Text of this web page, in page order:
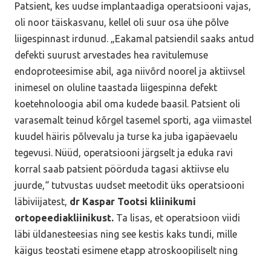
Patsient, kes uudse implantaadiga operatsiooni vajas,
oli noor täiskasvanu, kellel oli suur osa ühe põlve
liigespinnast irdunud. „Eakamal patsiendil saaks antud
defekti suurust arvestades hea ravitulemuse
endoproteesimise abil, aga niivõrd noorel ja aktiivsel
inimesel on oluline taastada liigespinna defekt
koetehnoloogia abil oma kudede baasil. Patsient oli
varasemalt teinud kõrgel tasemel sporti, aga viimastel
kuudel häiris põlvevalu ja turse ka juba igapäevaelu
tegevusi. Nüüd, operatsiooni järgselt ja eduka ravi
korral saab patsient pöörduda tagasi aktiivse elu
juurde,“ tutvustas uudset meetodit üks operatsiooni
läbiviijatest, dr Kaspar Tootsi kliinikumi
ortopeediakliinikust. Ta lisas, et operatsioon viidi
läbi üldanesteesias ning see kestis kaks tundi, mille
käigus teostati esimene etapp atroskoopiliselt ning